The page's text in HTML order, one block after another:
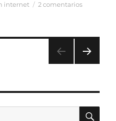
internet 2 comentariosen
NA